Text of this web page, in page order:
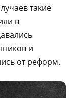
такие
в
и
от реформ.